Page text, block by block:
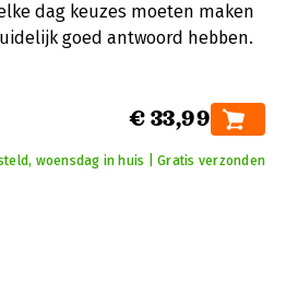
dag keuzes moeten maken
goed antwoord hebben.
€ 33,99
woensdag in huis | Gratis verzonden